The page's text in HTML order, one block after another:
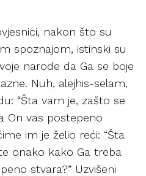
nakon što su
spoznajom, istinski su
narode da Ga se boje
Nuh, alejhis-selam,
“Šta vam je, zašto se
On vas postepeno
im je želio reći: “Šta
onako kako Ga treba
stvara?” Uzvišeni